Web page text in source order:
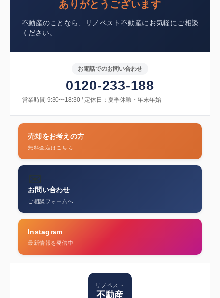
ありがとうございます
不動産のことなら、リノベスト不動産にお気軽にご相談
ください。
お電話でのお問い合わせ
0120-233-188
営業時間 9:30〜18:30 / 定休日：夏季休暇・年末年始
売却をお考えの方
無料査定はこちら
✉️
お問い合わせ
ご相談フォームへ
Instagram
最新情報を発信中
リノベスト
不動産